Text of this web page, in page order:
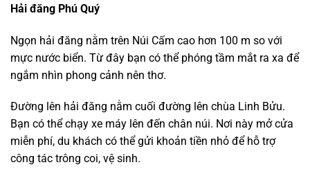
Hải đăng Phú Quý
Ngọn hải đăng nằm trên Núi Cấm cao hơn 100 m so với
mực nước biển. Từ đây bạn có thể phóng tầm mắt ra xa để
ngắm nhìn phong cảnh nên thơ.
Đường lên hải đăng nằm cuối đường lên chùa Linh Bửu.
Bạn có thể chạy xe máy lên đến chân núi. Nơi này mở cửa
miễn phí, du khách có thể gửi khoản tiền nhỏ để hỗ trợ
công tác trông coi, vệ sinh.